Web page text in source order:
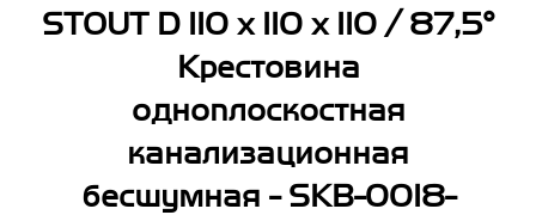
STOUT D 110 х 110 х 110 / 87,5°
Крестовина
одноплоскостная
канализационная
бесшумная - SKB-0018-